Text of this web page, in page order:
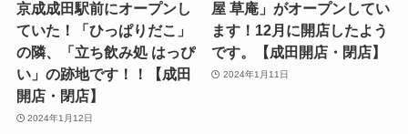
京成成田駅前にオープンし
ていた！「ひっぱりだこ」
の隣、「立ち飲み処 はっぴ
い」の跡地です！！【成田
開店・閉店】
2024年1月12日
屋 草庵」がオープンしてい
ます！12月に開店したよう
です。【成田開店・閉店】
2024年1月11日